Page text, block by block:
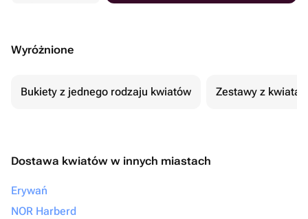
Wyróżnione
Bukiety z jednego rodzaju kwiatów Zestawy z
Dostawa kwiatów w innych miastach
Erywań
NOR Harberd